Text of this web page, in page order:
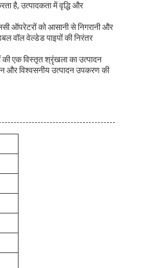
है, उत्पादकता में वृद्धि और
ऑपरेटरों को आसानी से निगरानी और
वॉल वेल्डेड पाइपों की निरंतर
की एक विस्तृत श्रृंखला का उत्पादन
और विश्वसनीय उत्पादन उपकरण की